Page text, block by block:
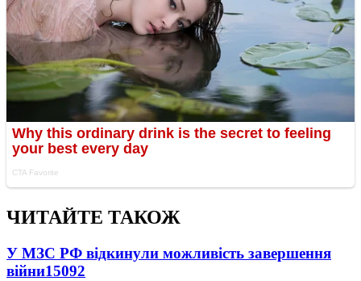
ЧИТАЙТЕ ТАКОЖ
У МЗС РФ відкинули можливість завершення
війни15092